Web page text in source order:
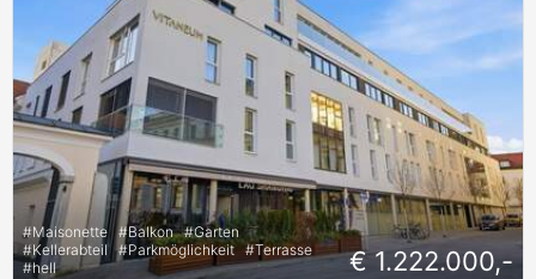
#Maisonette #Balkon #Garten
#Kellerabteil #Parkmöglichkeit #Terrasse
#hell € 1.222.000,-